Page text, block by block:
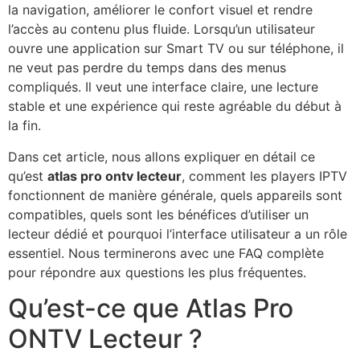
la navigation, améliorer le confort visuel et rendre
l’accès au contenu plus fluide. Lorsqu’un utilisateur
ouvre une application sur Smart TV ou sur téléphone, il
ne veut pas perdre du temps dans des menus
compliqués. Il veut une interface claire, une lecture
stable et une expérience qui reste agréable du début à
la fin.
Dans cet article, nous allons expliquer en détail ce
qu’est atlas pro ontv lecteur, comment les players IPTV
fonctionnent de manière générale, quels appareils sont
compatibles, quels sont les bénéfices d’utiliser un
lecteur dédié et pourquoi l’interface utilisateur a un rôle
essentiel. Nous terminerons avec une FAQ complète
pour répondre aux questions les plus fréquentes.
Qu’est-ce que Atlas Pro
ONTV Lecteur ?